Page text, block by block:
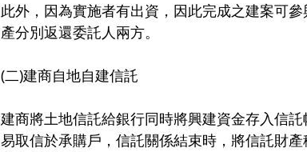
此外，因為實施者有出資，因此完成之建案可
產分別返還委託人兩方。
(二)建商自地自建信託
建商將土地信託給銀行同時將興建資金存入信
易取信於承購戶，信託關係結束時，將信託財